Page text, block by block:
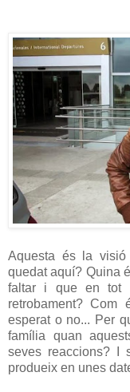
Aquesta és la
quedat aquí? Quina
faltar i que en tot
retrobament? Com
esperat o no... Per
família quan
seves reaccions? I
produeix en unes